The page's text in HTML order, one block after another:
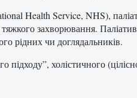
Health Service, NHS),
захворювання.
рідних чи доглядальників.
холістичного